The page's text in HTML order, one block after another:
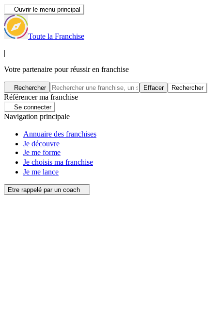
Ouvrir le menu principal
Toute la Franchise
|
Votre partenaire pour réussir en franchise
Rechercher Effacer Rechercher
Référencer ma franchise
Se connecter
Navigation principale
Annuaire des franchises
Je découvre
Je me forme
Je choisis ma franchise
Je me lance
Etre rappelé par un coach